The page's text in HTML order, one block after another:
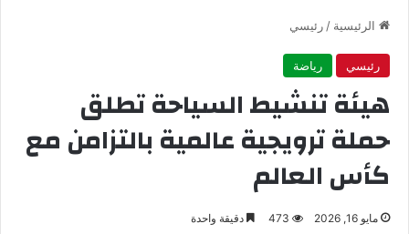
الرئيسية /رئيسي
رئيسي رياضة
هيئة تنشيط السياحة تطلق
حملة ترويجية عالمية بالتزامن مع
كأس العالم
مايو 16, 2026 473 دقيقة واحدة